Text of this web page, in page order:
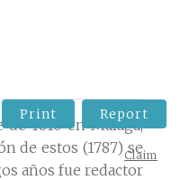
1810 en Málaga,
de estos (1787) se
años fue redactor
Print Report
Claim